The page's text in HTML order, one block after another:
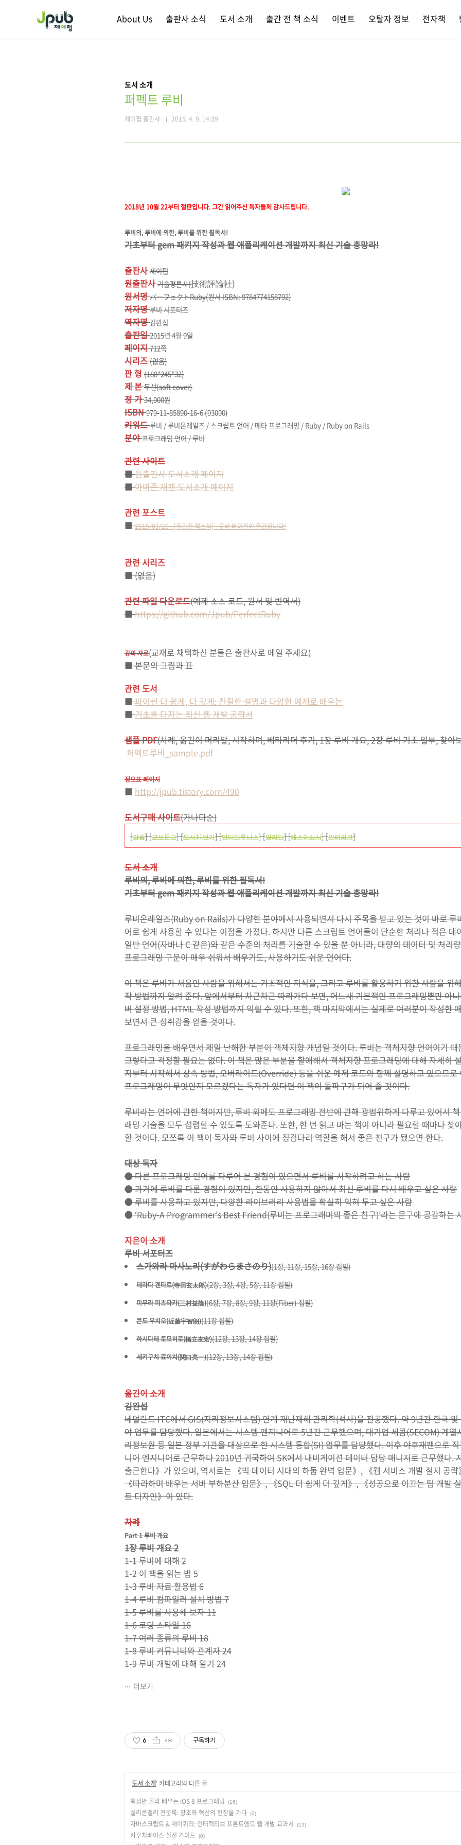
About Us 출판사 소식 도서 소개 출간 전 책 소식 이벤트 오탈자 정보 전자책
도서 소개
퍼펙트 루비
제이펍 출판사 2015. 4. 9. 14:39
2018년 10월 22부터 절판입니다. 그간 읽어주신 독자들께 감사드립니다.
루비의, 루비에 의한, 루비를 위한 필독서!
기초부터 gem 패키지 작성과 웹 애플리케이션 개발까지 최신 기술 총망라!
출판사 제이펍
원출판사 기술평론사(技術評論社)
원서명 パーフェクトRuby(원서 ISBN: 9784774158792)
저자명 루비 서포터즈
역자명 김완섭
출판일 2015년 4월 9일
페이지 712쪽
시리즈 (없음)
판 형 (188*245*32)
제 본 무선(soft cover)
정 가 34,000원
ISBN 979-11-85890-16-6 (93000)
키워드 루비 / 루비온레일즈 / 스크립트 언어 / 메타 프로그래밍 / Ruby / Ruby on Rails
분야 프로그래밍 언어 / 루비
관련 사이트
■원출판사 도서소개 페이지
■아마존 재팬도서소개 페이지
관련 포스트
■2015/03/26 - [출간전 책소식] - 루비 바이블이 출간됩니다!
관련 시리즈
■ (없음)
관련 파일 다운로드(예제 소스 코드, 원서 및 번역서)
■https://github.com/Jpub/PerfectRuby
강의 자료(교재로 채택하신 분들은 출판사로 메일 주세요)
■ 본문의 그림과 표
관련 도서
■파이썬 더 쉽게, 더 깊게: 친절한 설명과 다양한 예제로 배우는
■기초를 다지는 최신 웹 개발 공략서
샘플 PDF(차례, 옮긴이 머리말, 시작하며, 베타리더 후기, 1장 루비 개요, 2장 루비 기초 일부, 찾아
퍼펙트루비_sample.pdf
정오표 페이지
■http://jpub.tistory.com/490
도서구매 사이트(가나다순)
[강컴] [교보문고] [도서11번가] [반디앤루니스] [알라딘] [예스이십사] [인터파크]
도서 소개
루비의, 루비에 의한, 루비를 위한 필독서!
기초부터 gem 패키지 작성과 웹 애플리케이션 개발까지 최신 기술 총망라!
루비온레일즈(Ruby on Rails)가 다양한 분야에서 사용되면서 다시 주목을 받고 있는 것이 바로
어로 쉽게 사용할 수 있다는 이점을 가졌다. 하지만 다른 스크립트 언어들이 단순한 처리나 적은
일반 언어(자바나 C 같은)와 같은 수준의 처리를 기술할 수 있을 뿐 아니라, 대량의 데이터 및 처리
프로그래밍 구문이 매우 쉬워서 배우기도, 사용하기도 쉬운 언어다.
이 책은 루비가 처음인 사람을 위해서는 기초적인 지식을, 그리고 루비를 활용하기 위한 사람을 위
작 방법까지 알려 준다. 앞에서부터 차근차근 따라가다 보면, 어느새 기본적인 프로그래밍뿐만 아
버 설정 방법, HTML 작성 방법까지 익힐 수 있다. 또한, 책 마지막에서는 실제로 여러분이 작성한
보면서 큰 성취감을 얻을 것이다.
프로그래밍을 배우면서 제일 난해한 부분이 객체지향 개념일 것이다. 루비는 객체지향 언어이기
그렇다고 걱정할 필요는 없다. 이 책은 많은 부분을 할애해서 객체지향 프로그래밍에 대해 자세히
지부터 시작해서 상속 방법, 오버라이드(Override) 등을 쉬운 예제 코드와 함께 설명하고 있으므
프로그래밍이 무엇인지 모르겠다는 독자가 있다면 이 책이 돌파구가 되어 줄 것이다.
루비라는 언어에 관한 책이지만, 루비 외에도 프로그래밍 전반에 관해 광범위하게 다루고 있어서
래밍 기술을 모두 섭렵할 수 있도록 도와준다. 또한, 한 번 읽고 마는 책이 아니라 필요할 때마다 찾
할 것이다. 모쪼록 이 책이 독자와 루비 사이에 징검다리 역할을 해서 좋은 친구가 됐으면 한다.
대상 독자
● 다른 프로그래밍 언어를 다루어 본 경험이 있으면서 루비를 시작하려고 하는 사람
● 과거에 루비를 다룬 경험이 있지만, 한동안 사용하지 않아서 최신 루비를 다시 배우고 싶은 사람
● 루비를 사용하고 있지만, 다양한 라이브러리 사용법을 확실히 익혀 두고 싶은 사람
● ‘Ruby-A Programmer’s Best Friend(루비는 프로그래머의 좋은 친구)’라는 문구에 공감하는
지은이 소개
루비 서포터즈
스가와라 마사노리(すがわらまさのり)(1장, 11장, 15장, 16장 집필)
테라다 겐타로(寺田玄太郎)(2장, 3장, 4장, 5장, 11장 집필)
미무라 미츠타카(三村益隆)(6장, 7장, 8장, 9장, 11장(Fiber) 집필)
콘도 우치오(近藤宇智朗)(11장 집필)
하시다테 토모히로(橋立友宏)(12장, 13장, 14장 집필)
세키구치 료이치(関口亮一)(12장, 13장, 14장 집필)
옮긴이 소개
김완섭
네덜란드 ITC에서 GIS(지리정보시스템) 연계 재난재해 관리학(석사)을 전공했다. 약 9년간 한국
야 업무를 담당했다. 일본에서는 시스템 엔지니어로 5년간 근무했으며, 대기업 세콤(SECOM) 계
리정보원 등 일본 정부 기관을 대상으로 한 시스템 통합(SI) 업무를 담당했다. 이후 야후재팬으로
니어 엔지니어로 근무하다 2010년 귀국하여 SK에서 내비게이션 데이터 담당 매니저로 근무했다.
출근한다》가 있으며, 역서로는 《빅 데이터 시대의 하둡 완벽 입문》, 《웹 서비스 개발 철저 공
《따라하며 배우는 서버 부하분산 입문》, 《SQL 더 쉽게 더 깊게》, 《성공으로 이끄는 팀 개발
트 디자인》이 있다.
차례
Part 1 루비 개요
1장 루비 개요 2
1-1 루비에 대해 2
1-2 이 책을 읽는 법 5
1-3 루비 자료 활용법 6
1-4 루비 컴파일러 설치 방법 7
1-5 루비를 사용해 보자 11
1-6 코딩 스타일 16
1-7 여러 종류의 루비 18
1-8 루비 커뮤니티와 관계자 24
1-9 루비 개발에 대해 알기 24
더보기
6 구독하기
'도서 소개' 카테고리의 다른 글
핵심만 골라 배우는 iOS 8 프로그래밍
(16)
실리콘밸리 견문록: 창조와 혁신의 현장을 가다 (2)
자바스크립트 & 제이쿼리: 인터랙티브 프론트엔드 웹 개발 교과서 (12)
카우치베이스 실전 가이드 (0)